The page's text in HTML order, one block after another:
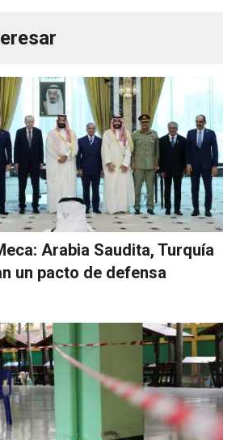
Arabia Saudita, Turquía
un pacto de defensa